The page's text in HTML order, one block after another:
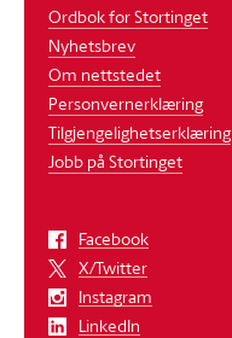
Ordbok for Stortinget
Nyhetsbrev
Om nettstedet
Personvernerklæring
Tilgjengelighetserklæring
Jobb på Stortinget
Facebook
X/Twitter
Instagram
LinkedIn